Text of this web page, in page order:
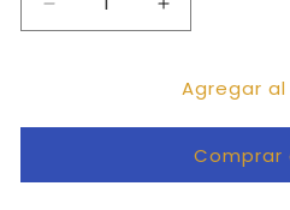
Reducir
cantidad
Aumentar
cantidad
ISO100
Agregar
Comprar